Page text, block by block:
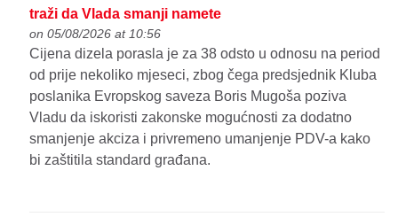
traži da Vlada smanji namete
on 05/08/2026 at 10:56
Cijena dizela porasla je za 38 odsto u odnosu na period
od prije nekoliko mjeseci, zbog čega predsjednik Kluba
poslanika Evropskog saveza Boris Mugoša poziva
Vladu da iskoristi zakonske mogućnosti za dodatno
smanjenje akciza i privremeno umanjenje PDV-a kako
bi zaštitila standard građana.